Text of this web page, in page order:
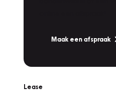
Maak een afspraak
Lease